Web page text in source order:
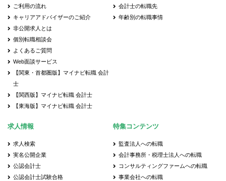
ご利用の流れ
キャリアアドバイザーのご紹介
非公開求人とは
個別転職相談会
よくあるご質問
Web面談サービス
【関東・首都圏版】マイナビ転職 会計
士
【関西版】マイナビ転職 会計士
【東海版】マイナビ転職 会計士
会計士の転職先
年齢別の転職事情
求人情報
求人検索
実名公開企業
公認会計士
公認会計士試験合格
特集コンテンツ
監査法人への転職
会計事務所・税理士法人への転職
コンサルティングファームへの転職
事業会社への転職